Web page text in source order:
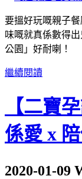
要搵好玩嘅親子
味嘅就真係數得
公園」好耐喇！
繼續閱讀
【二寶
係愛 x
2020-01-09